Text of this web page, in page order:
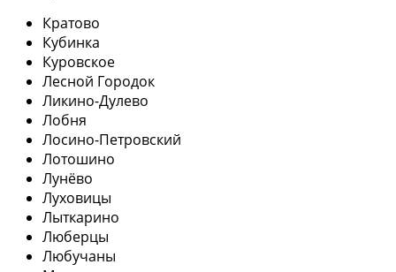
Кратово
Кубинка
Куровское
Лесной Городок
Ликино-Дулево
Лобня
Лосино-Петровский
Лотошино
Лунёво
Луховицы
Лыткарино
Люберцы
Любучаны